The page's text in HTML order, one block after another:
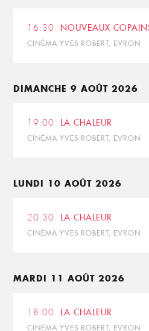
16:30 NOUVEAUX
CINÉMA YVES ROBERT, EVRON
DIMANCHE 9 AOÛT 2026
19:00 LA CHALEUR
CINÉMA YVES ROBERT, EVRON
LUNDI 10 AOÛT 2026
20:30 LA CHALEUR
CINÉMA YVES ROBERT, EVRON
MARDI 11 AOÛT 2026
18:00 LA CHALEUR
CINÉMA YVES ROBERT, EVRON